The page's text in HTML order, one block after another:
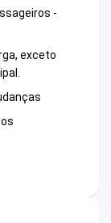
-
exceto